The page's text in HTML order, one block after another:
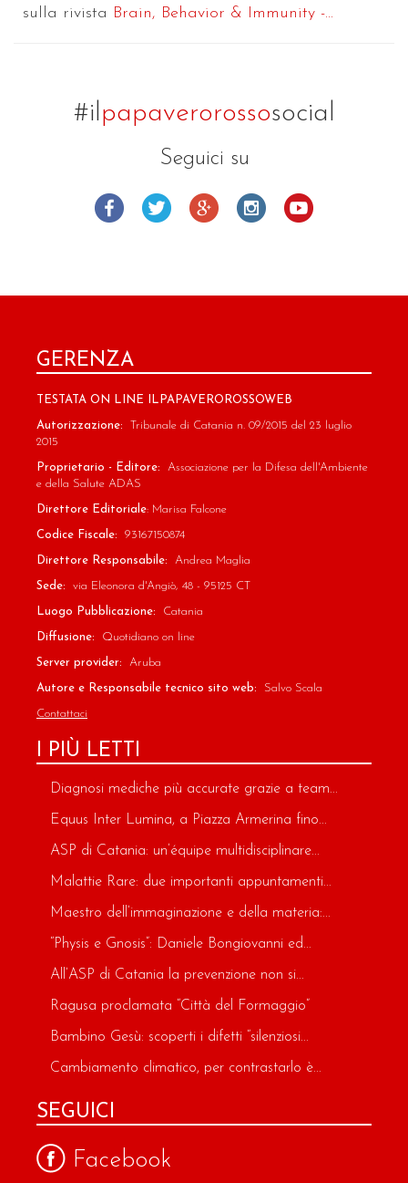
sulla rivista Brain, Behavior & Immunity -...
#ilpapaverorossosocial
Seguici su
GERENZA
TESTATA ON LINE ILPAPAVEROROSSOWEB
Autorizzazione: Tribunale di Catania n. 09/2015 del 23 luglio
2015
Proprietario - Editore: Associazione per la Difesa dell'Ambiente
e della Salute ADAS
Direttore Editoriale: Marisa Falcone
Codice Fiscale: 93167150874
Direttore Responsabile: Andrea Maglia
Sede: via Eleonora d'Angiò, 48 - 95125 CT
Luogo Pubblicazione: Catania
Diffusione: Quotidiano on line
Server provider: Aruba
Autore e Responsabile tecnico sito web: Salvo Scala
Contattaci
I PIÙ LETTI
Diagnosi mediche più accurate grazie a team...
Equus Inter Lumina, a Piazza Armerina fino...
ASP di Catania: un’équipe multidisciplinare...
Malattie Rare: due importanti appuntamenti...
Maestro dell’immaginazione e della materia:...
“Physis e Gnosis”: Daniele Bongiovanni ed...
All’ASP di Catania la prevenzione non si...
Ragusa proclamata “Città del Formaggio”
Bambino Gesù: scoperti i difetti “silenziosi...
Cambiamento climatico, per contrastarlo è...
SEGUICI
Facebook